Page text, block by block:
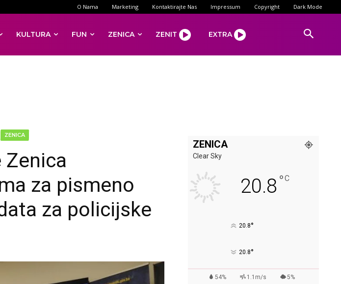
O Nama Marketing Kontaktirajte Nas Impressum Copyright Dark Mode
KULTURA FUN ZENICA ZENIT EXTRA
ZENICA
Zenica
za pismeno
za policijske
ZENICA
Clear Sky
20.8 °C
20.8°
20.8°
54% 1.1m/s 5%